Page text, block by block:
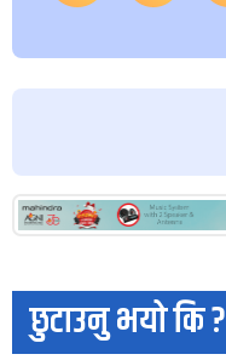
छुटाउनु भयो कि ?